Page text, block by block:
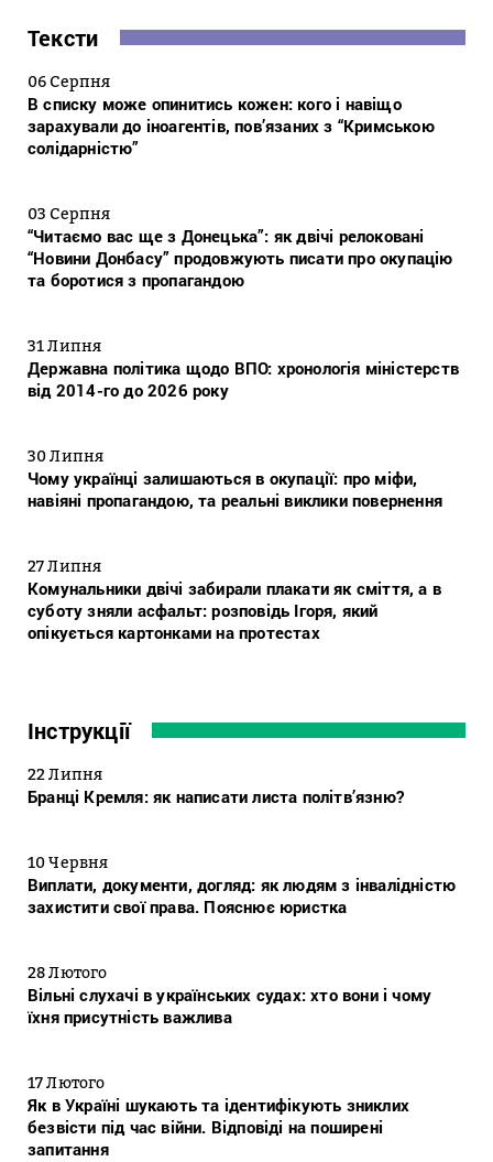
Тексти
06 Серпня
В списку може опинитись кожен: кого і навіщо
зарахували до іноагентів, пов’язаних з “Кримською
солідарністю”
03 Серпня
“Читаємо вас ще з Донецька”: як двічі релоковані
“Новини Донбасу” продовжують писати про окупацію
та боротися з пропагандою
31 Липня
Державна політика щодо ВПО: хронологія міністерств
від 2014-го до 2026 року
30 Липня
Чому українці залишаються в окупації: про міфи,
навіяні пропагандою, та реальні виклики повернення
27 Липня
Комунальники двічі забирали плакати як сміття, а в
суботу зняли асфальт: розповідь Ігоря, який
опікується картонками на протестах
Інструкції
22 Липня
Бранці Кремля: як написати листа політв’язню?
10 Червня
Виплати, документи, догляд: як людям з інвалідністю
захистити свої права. Пояснює юристка
28 Лютого
Вільні слухачі в українських судах: хто вони і чому
їхня присутність важлива
17 Лютого
Як в Україні шукають та ідентифікують зниклих
безвісти під час війни. Відповіді на поширені
запитання